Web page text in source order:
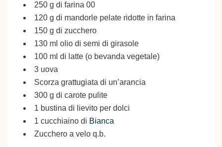
250 g di farina 00
120 g di mandorle pelate ridotte in farina
150 g di zucchero
130 ml olio di semi di girasole
100 ml di latte (o bevanda vegetale)
3 uova
Scorza grattugiata di un’arancia
300 g di carote pulite
1 bustina di lievito per dolci
1 cucchiaino di Bianca
Zucchero a velo q.b.